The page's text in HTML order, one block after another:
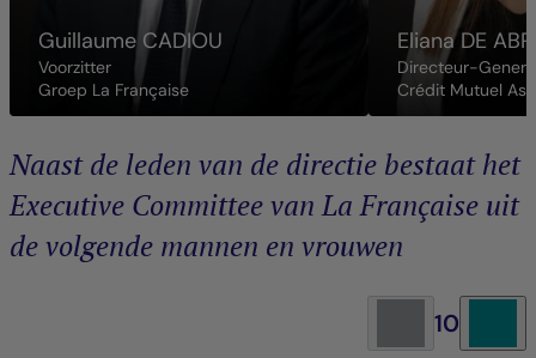
Guillaume CADIOU
Voorzitter
Groep La Française
ElianaDE
Directeur-
Crédit Mutuel
Naast de leden van de directie bestaat het
Executive Committee van La Française uit
de volgende mannen en vrouwen
10